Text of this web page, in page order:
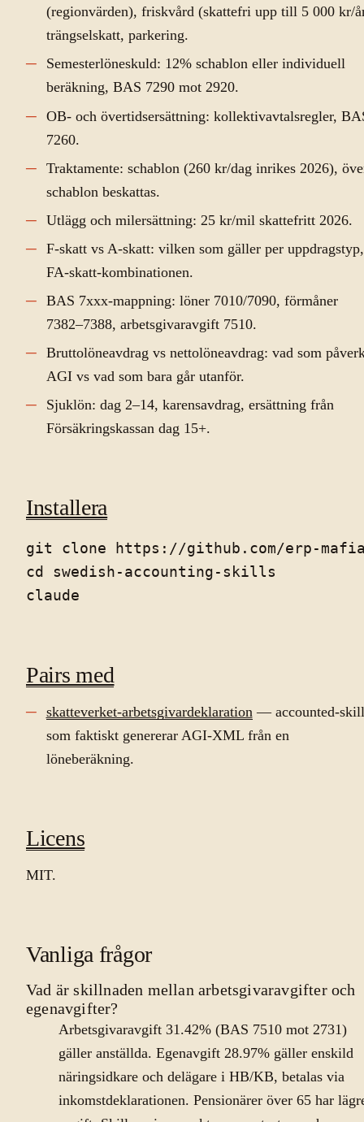
(regionvärden), friskvård (skattefri upp till 5 000 kr/
trängselskatt, parkering.
Semesterlöneskuld: 12% schablon eller individuell
beräkning, BAS 7290 mot 2920.
OB- och övertidsersättning: kollektivavtalsregler,
7260.
Traktamente: schablon (260 kr/dag inrikes 2026),
schablon beskattas.
Utlägg och milersättning: 25 kr/mil skattefritt 2026.
F-skatt vs A-skatt: vilken som gäller per uppdragstyp,
FA-skatt-kombinationen.
BAS 7xxx-mappning: löner 7010/7090, förmåner
7382–7388, arbetsgivaravgift 7510.
Bruttolöneavdrag vs nettolöneavdrag: vad som
AGI vs vad som bara går utanför.
Sjuklön: dag 2–14, karensavdrag, ersättning från
Försäkringskassan dag 15+.
Installera
git clone https://github.com/erp-
cd swedish-accounting-skills
Pairs med
skatteverket-arbetsgivardeklaration— accounted-skill
som faktiskt genererar AGI-XML från en
löneberäkning.
Licens
MIT.
Vanliga frågor
Vad är skillnaden mellan arbetsgivaravgifter och
egenavgifter?
Arbetsgivaravgift 31.42% (BAS 7510 mot 2731)
gäller anställda. Egenavgift 28.97% gäller enskild
näringsidkare och delägare i HB/KB, betalas via
inkomstdeklarationen. Pensionärer över 65 har